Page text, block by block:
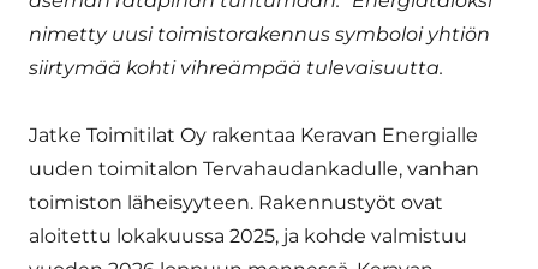
nimetty uusi toimistorakennus symboloi yhtiön
siirtymää kohti vihreämpää tulevaisuutta.
Jatke Toimitilat Oy rakentaa Keravan Energialle
uuden toimitalon Tervahaudankadulle, vanhan
toimiston läheisyyteen. Rakennustyöt ovat
aloitettu lokakuussa 2025, ja kohde valmistuu